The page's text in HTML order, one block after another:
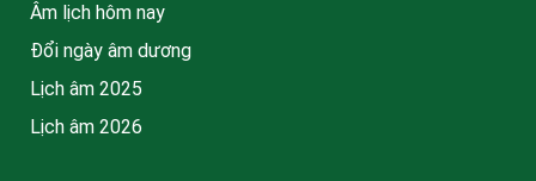
Âm lịch hôm nay
Đổi ngày âm dương
Lịch âm 2025
Lịch âm 2026